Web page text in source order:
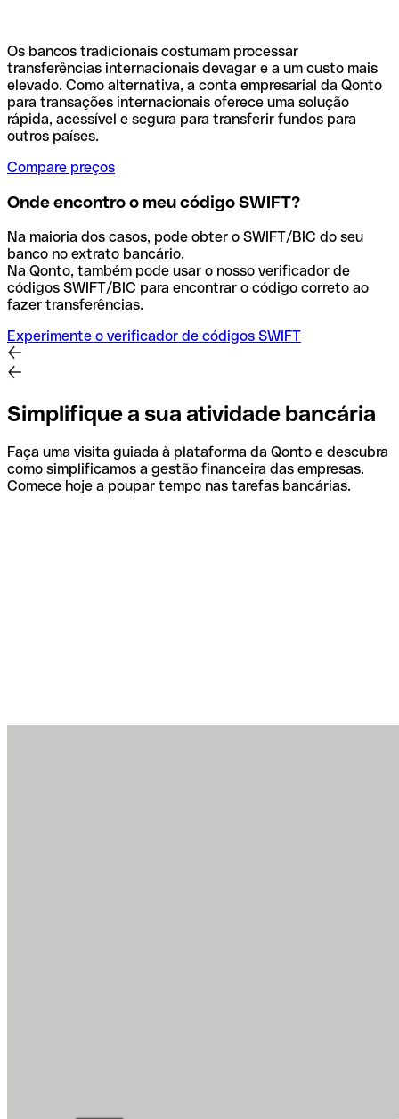
Os bancos tradicionais costumam processar
transferências internacionais devagar e a um custo mais
elevado. Como alternativa, a conta empresarial da Qonto
para transações internacionais oferece uma solução
rápida, acessível e segura para transferir fundos para
outros países.
Compare preços
Onde encontro o meu código SWIFT?
Na maioria dos casos, pode obter o SWIFT/BIC do seu
banco no extrato bancário.
Na Qonto, também pode usar o nosso verificador de
códigos SWIFT/BIC para encontrar o código correto ao
fazer transferências.
Experimente o verificador de códigos SWIFT
Simplifique a sua atividade bancária
Faça uma visita guiada à plataforma da Qonto e descubra
como simplificamos a gestão financeira das empresas.
Comece hoje a poupar tempo nas tarefas bancárias.